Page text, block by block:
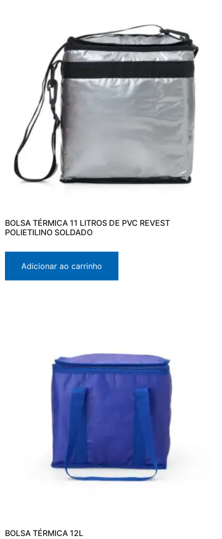
BOLSA TÉRMICA 11 LITROS DE PVC REVEST
POLIETILINO SOLDADO
Adicionar ao carrinho
BOLSA TÉRMICA 12L